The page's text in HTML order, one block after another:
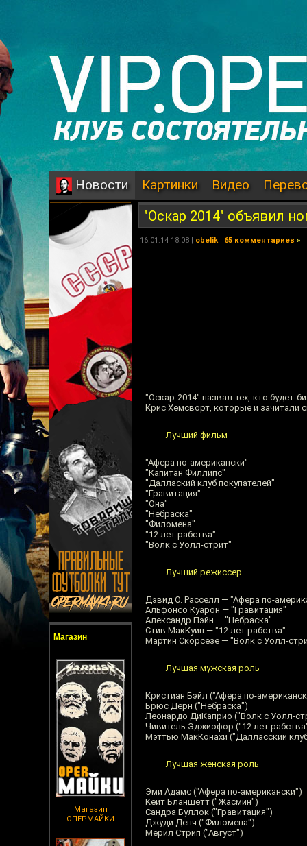
Новости Картинки Видео
Магазин
Магазин
ОПЕРМАЙКИ
"Оскар 2014" объявил
16.01.14 18:08 | obelik| 65 комментариев »
"Оскар 2014" назвал тех, кто будет
Крис Хемсворт, которые и зачитали
Лучший фильм
"Афера по-американски"
"Капитан Филлипс"
"Даллаский клуб покупателей"
"Гравитация"
"Она"
"Небраска"
"Филомена"
"12 лет рабства"
"Волк с Уолл-стрит"
Лучший режиссер
Дэвид О. Расселл — "Афера по-
Альфонсо Куарон — "Гравитация"
Александр Пэйн — "Небраска"
Стив МакКуин — "12 лет рабства"
Мартин Скорсезе — "Волк с Уолл-
Лучшая мужская роль
Кристиан Бэйл ("Афера по-
Брюс Дерн ("Небраска")
Леонардо ДиКаприо ("Волк с Уолл-
Чивитель Эджиофор ("12 лет
Мэттью МакКонахи ("Далласский
Лучшая женская роль
Эми Адамс ("Афера по-американски")
Кейт Бланшетт ("Жасмин")
Сандра Буллок ("Гравитация")
Джуди Денч ("Филомена")
Мерил Стрип ("Август")